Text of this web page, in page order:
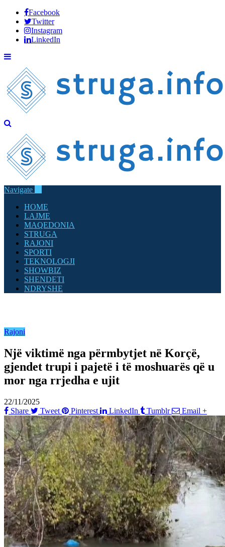
Facebook
Twitter
Instagram
LinkedIn
Navigate
HOME
LAJME
MAQEDONIA
STRUGA
RAJONI
SPORTI
TEKNOLOGJI
SHOWBIZ
SHENDETI
NDRYSHE
Rajoni
Një viktimë nga përmbytjet në Korçë,
gjendet trupi i pajetë i të moshuarës që u
mor nga rrjedha e ujit
22/11/2025
Share
Tweet Pinterest LinkedIn Tumblr Email +